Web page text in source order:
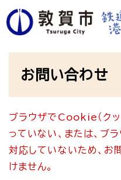
ペ
ー
す
メニューを
お問い合わせ
ブラウザでCookie（クッ
っていない、または、ブ
対応していないため、お
けません。